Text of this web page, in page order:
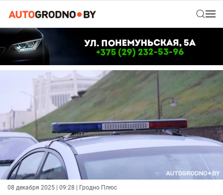
08 декабря 2025 | 09:28 | Гродно Плюс